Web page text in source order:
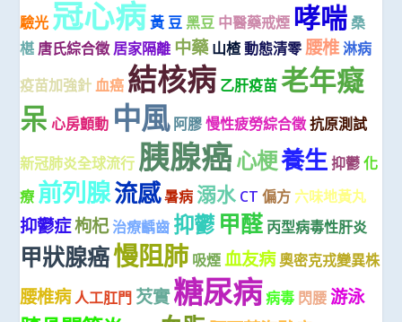
驗光 冠心病 黃 豆 黑豆 中醫藥戒煙 哮喘 桑
椹 唐氏綜合徵 居家隔離 中藥 山楂 動態清零 腰椎淋病
疫苗加強針 血癌 結核病 乙肝疫苗 老年癡
呆 心房顫動 中風 阿膠 慢性疲勞綜合徵抗原測試
新冠肺炎全球流行 胰腺癌心梗養生 抑鬱 化
療 前列腺流感暑病 溺水 CT 偏方 六味地黃丸
抑鬱症枸杞治療齲齒 抑鬱 甲醛 丙型病毒性肝炎
甲狀腺癌慢阻肺 吸煙 血友病奧密克戎變異株
腰椎病人工肛門 芡實糖尿病病毒 閃腰 游泳